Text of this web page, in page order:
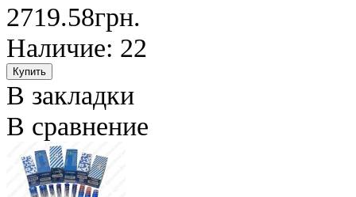
2719.58грн.
Наличие: 22
В закладки
В сравнение